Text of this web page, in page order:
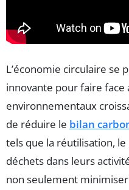
L’économie circulaire se
innovante pour faire face
environnementaux
de réduire le bilan
tels que la réutilisation,
déchets dans leurs
non seulement